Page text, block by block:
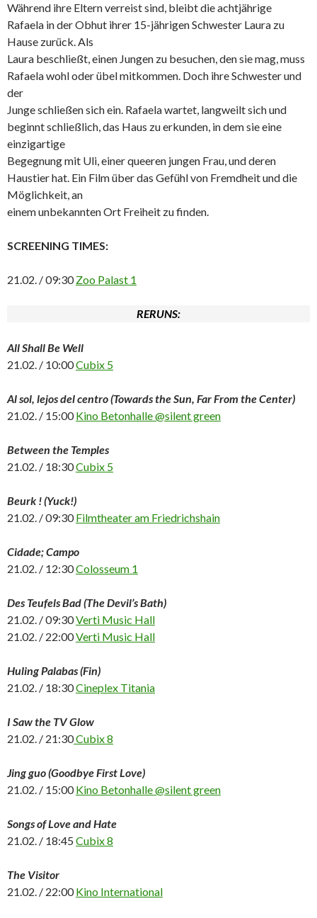
Während ihre Eltern verreist sind, bleibt die achtjährige
Rafaela in der Obhut ihrer 15-jährigen Schwester Laura zu
Hause zurück. Als
Laura beschließt, einen Jungen zu besuchen, den sie mag, muss
Rafaela wohl oder übel mitkommen. Doch ihre Schwester und
der
Junge schließen sich ein. Rafaela wartet, langweilt sich und
beginnt schließlich, das Haus zu erkunden, in dem sie eine
einzigartige
Begegnung mit Uli, einer queeren jungen Frau, und deren
Haustier hat. Ein Film über das Gefühl von Fremdheit und die
Möglichkeit, an
einem unbekannten Ort Freiheit zu finden.
SCREENING TIMES:
21.02. / 09:30Zoo Palast 1
RERUNS:
All Shall Be Well
21.02. / 10:00Cubix 5
Al sol, lejos del centro (Towards the Sun, Far From the Center)
21.02. / 15:00Kino Betonhalle @silent green
Between the Temples
21.02. / 18:30Cubix 5
Beurk ! (Yuck!)
21.02. / 09:30Filmtheater am Friedrichshain
Cidade; Campo
21.02. / 12:30Colosseum 1
Des Teufels Bad (The Devil’s Bath)
21.02. / 09:30Verti Music Hall
21.02. / 22:00Verti Music Hall
Huling Palabas (Fin)
21.02. / 18:30Cineplex Titania
I Saw the TV Glow
21.02. / 21:30Cubix 8
Jing guo (Goodbye First Love)
21.02. / 15:00Kino Betonhalle @silent green
Songs of Love and Hate
21.02. / 18:45 Cubix 8
The Visitor
21.02. / 22:00Kino International